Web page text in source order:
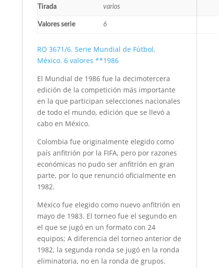
Tirada varios
Valores serie 6
RO 3671/6. Serie Mundial de Fútbol,
México. 6 valores **1986
El Mundial de 1986 fue la decimotercera
edición de la competición más importante
en la que participan selecciones nacionales
de todo el mundo, edición que se llevó a
cabo en México.
Colombia fue originalmente elegido como
país anfitrión por la FIFA, pero por razones
económicas no pudo ser anfitrión en gran
parte, por lo que renunció oficialmente en
1982.
México fue elegido como nuevo anfitrión en
mayo de 1983. El torneo fue el segundo en
el que se jugó en un formato con 24
equipos; A diferencia del torneo anterior de
1982, la segunda ronda se jugó en la ronda
eliminatoria, no en la ronda de grupos.